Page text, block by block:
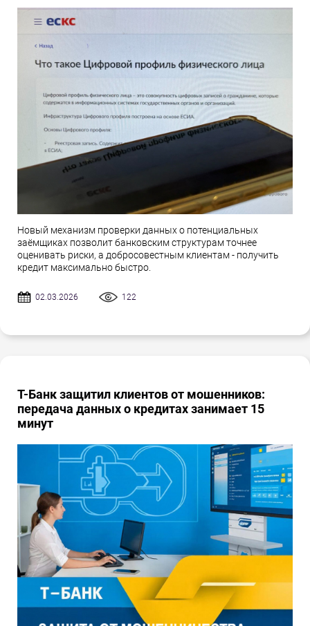
Новый механизм проверки данных о потенциальных
заёмщиках позволит банковским структурам точнее
оценивать риски, а добросовестным клиентам - получить
кредит максимально быстро.
02.03.2026 122
Т-Банк защитил клиентов от мошенников:
передача данных о кредитах занимает 15
минут